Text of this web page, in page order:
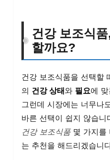
건강 보조식
할까요?
건강 보조식품을 선택할
의 건강 상태와 필요에
그런데 시장에는 너무나
바른 선택이 쉽지 않습니
건강 보조식품몇 가지를
는 추천을 해드리겠습니